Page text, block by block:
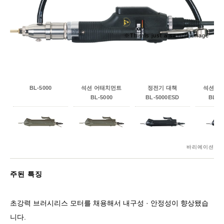
※This is just a sample image
바리에이션
BL-5000
석션 어태치먼트
BL-5000
정전기 대책
BL-5000ESD
석션기
BL-
주된 특징
초강력 브러시리스 모터를 채용해서 내구성 · 안정성이 향상됐습
니다.